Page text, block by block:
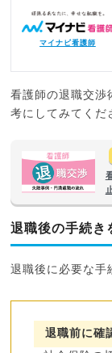
マイナビ看護師
看護師の退職交渉
考にしてみてくだ
退職後の手続き
退職後に必要な手
退職前に確